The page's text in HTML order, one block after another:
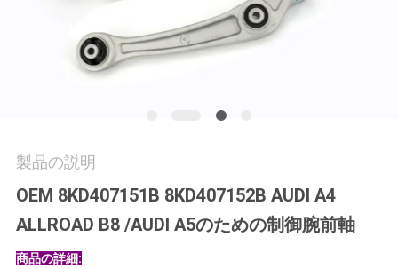
問
い
合
製品の説明
OEM 8KD407151B 8KD407152B AUDI A4
ALLROAD B8 /AUDI A5のための制御腕前軸
商品の詳細: